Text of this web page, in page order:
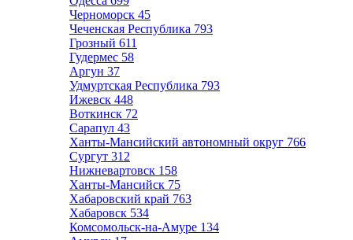
Черноморск 45
Чеченская Республика 793
Грозный 611
Гудермес 58
Аргун 37
Удмуртская Республика 793
Ижевск 448
Воткинск 72
Сарапул 43
Ханты-Мансийский автономный округ 766
Сургут 312
Нижневартовск 158
Ханты-Мансийск 75
Хабаровский край 763
Хабаровск 534
Комсомольск-на-Амуре 134